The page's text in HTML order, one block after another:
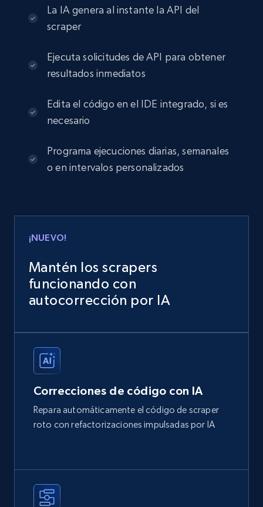
La IA genera al instante la API del
scraper
Ejecuta solicitudes de API para obtener
resultados inmediatos
Edita el código en el IDE integrado, si es
necesario
Programa ejecuciones diarias, semanales
o en intervalos personalizados
¡NUEVO!
Mantén los scrapers
funcionando con
autocorrección por IA
Correcciones de código con IA
Repara automáticamente el código de scraper
roto con refactorizaciones impulsadas por IA